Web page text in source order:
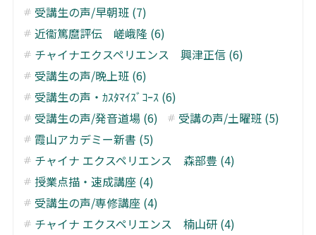
受講生の声/早朝班 (7)
近衞篤麿評伝 嵯峨隆 (6)
チャイナエクスペリエンス 興津正信 (6)
受講生の声/晩上班 (6)
受講生の声・ｶｽﾀﾏｲｽﾞｺｰｽ (6)
受講生の声/発音道場 (6)
受講の声/土曜班 (5)
霞山アカデミー新書 (5)
チャイナ エクスペリエンス 森部豊 (4)
授業点描・速成講座 (4)
受講生の声/専修講座 (4)
チャイナ エクスペリエンス 楠山研 (4)